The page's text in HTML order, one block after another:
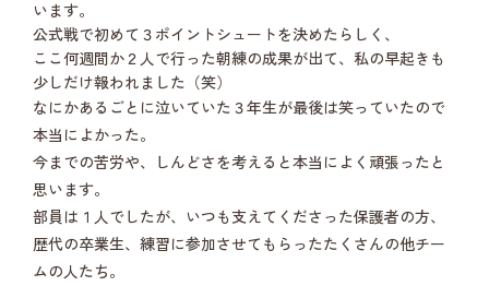
います。
公式戦で初めて３ポイントシュートを決めたらしく、
ここ何週間か２人で行った朝練の成果が出て、私の早起きも
少しだけ報われました（笑）
なにかあるごとに泣いていた３年生が最後は笑っていたので
本当によかった。
今までの苦労や、しんどさを考えると本当によく頑張ったと
思います。
部員は１人でしたが、いつも支えてくださった保護者の方、
歴代の卒業生、練習に参加させてもらったたくさんの他チー
ムの人たち。